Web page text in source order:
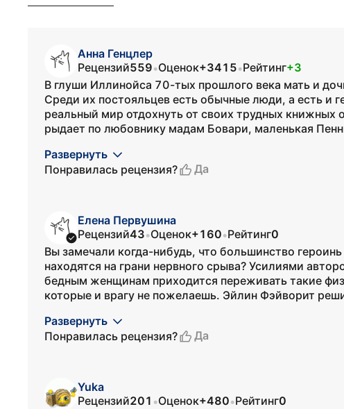
Анна Генцлер
Рецензий559•Оценок+3415•Рейтинг+3
В глуши Иллинойса 70-тых прошлого века мать и
Среди их постояльцев есть обычные люди, а есть и
реальный мир отдохнуть от своих трудных книжных
рыдает по любовнику мадам Бовари, маленькая
Развернуть
Понравилась рецензия?
Да
Елена Первушина
Рецензий43•Оценок+160•Рейтинг0
Вы замечали когда-нибудь, что большинство
находятся на грани нервного срыва? Усилиями
бедным женщинам приходится переживать такие
которые и врагу не пожелаешь. Эйлин Фэйворит
Развернуть
Понравилась рецензия?
Да
Yuka
Рецензий201 •Оценок+480•Рейтинг0